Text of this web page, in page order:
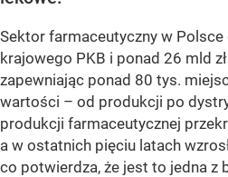
Sektor farmaceutyczny w Polsce
krajowego PKB i ponad 26 mld
zapewniając ponad 80 tys.
wartości – od produkcji po
produkcji farmaceutycznej
a w ostatnich pięciu latach
co potwierdza, że jest to jedna z